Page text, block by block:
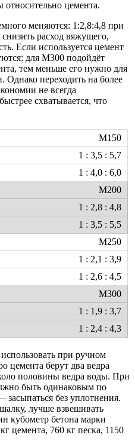
цемента.
меняются: 1:2,8:4,8 при
расход вяжущего,
Если используется цемент
для М300 подойдёт
тем меньше его нужно для
переходить на более
не всегда
схватывается, что
М150
1 : 3,5 : 5,7
1 : 4,0 : 6,0
М200
1 : 2,8 : 4,8
1 : 3,5 : 5,5
М250
1 : 2,1 : 3,9
1 : 2,6 : 4,5
М300
1 : 1,9 : 3,7
1 : 2,4 : 4,3
при ручном
цемента берут два ведра
половины ведра воды. При
быть одинаковым по
без уплотнения.
лучше взвешивать
кубометр бетона марки
цемента, 760 кг песка, 1150